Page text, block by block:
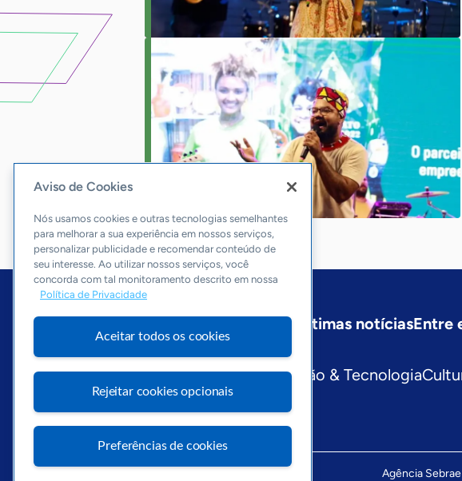
Sobre a ASN Últimas notíciasEntre
Editorias
Economia & PolíticaInovação & Tecnologia
Agência
Aviso de Cookies
Nós usamos cookies e outras tecnologias semelhantes
para melhorar a sua experiência em nossos serviços,
personalizar publicidade e recomendar conteúdo de
seu interesse. Ao utilizar nossos serviços, você
concorda com tal monitoramento descrito em nossa
Política de Privacidade
Aceitar todos os cookies
Rejeitar cookies opcionais
Preferências de cookies